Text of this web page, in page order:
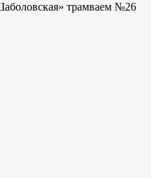
трамваем №26